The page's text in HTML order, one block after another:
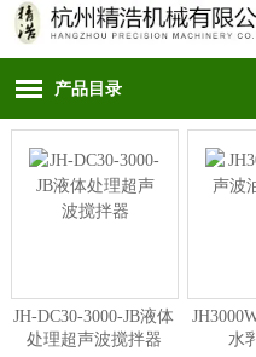
产品目录
JH-DC30-3000-JB液体
处理超声波搅拌器
水